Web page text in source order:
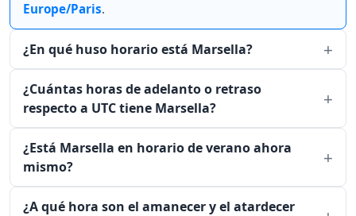
Europe/Paris.
¿En qué huso horario está Marsella?
¿Cuántas horas de adelanto o retraso
respecto a UTC tiene Marsella?
¿Está Marsella en horario de verano ahora
mismo?
¿A qué hora son el amanecer y el atardecer